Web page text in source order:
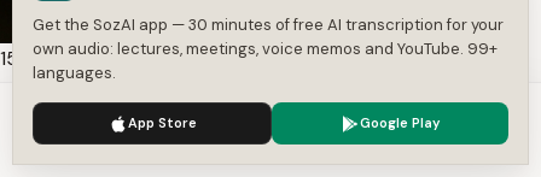
15:49
Cómo volverte una persona MUY creativa? – El arte de cr… —
Transcript
Carly Design
We use cookies to enhance your experience.
Get the SozAI app — 30 minutes of free AI transcription for your
own audio: lectures, meetings, voice memos and YouTube. 99+
languages.
App Store Google Play